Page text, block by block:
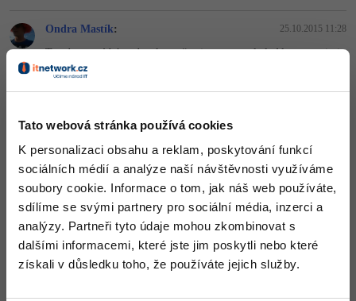
Tato webová stránka používá cookies
K personalizaci obsahu a reklam, poskytování funkcí
sociálních médií a analýze naší návštěvnosti využíváme
soubory cookie. Informace o tom, jak náš web používáte,
sdílíme se svými partnery pro sociální média, inzerci a
analýzy. Partneři tyto údaje mohou zkombinovat s
dalšími informacemi, které jste jim poskytli nebo které
získali v důsledku toho, že používáte jejich služby.
SEO specialista
Pro děti
Více
Fórum
Kurzy e-commerce
Testování softwaru
Datová analýza
Kurzy designu
HTML/CSS -80%
-80%
Příběhy absolventů
Ondra Mastík: 25.10.2015 11:28
Ten dotaz má být teda takto, něco jsem tam spletl. Ale to se asi nic
nemění
(SELECT TIT_FIRM FROM UZIVATEL
Nahoru Odpovědět